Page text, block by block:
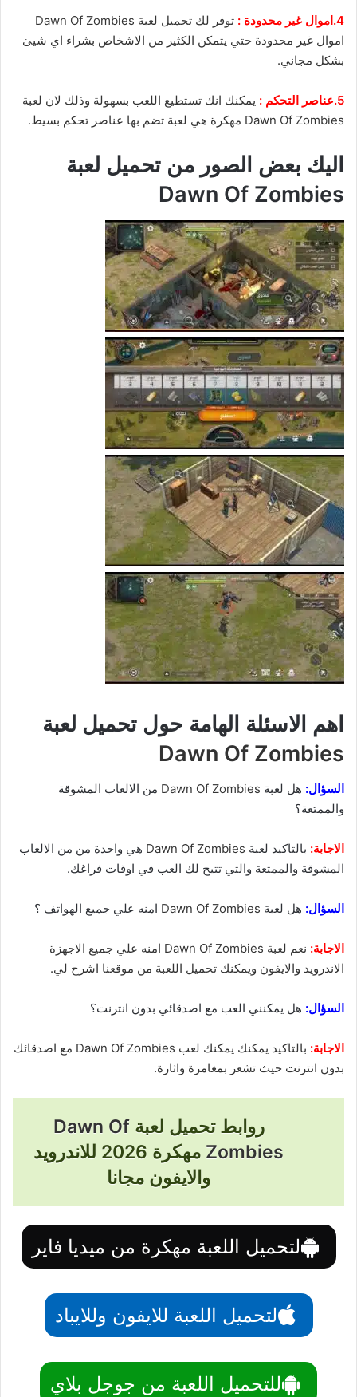
4.اموال غير محدودة :
توفر لك تحميل لعبة Dawn Of Zombies
اموال غير محدودة حتي يتمكن الكثير من الاشخاص بشراء اي شيئ
بشكل مجاني.
5.عناصر التحكم :
يمكنك انك تستطيع اللعب بسهولة وذلك لان لعبة
Dawn Of Zombies مهكرة هي لعبة تضم بها عناصر تحكم بسيط.
اليك بعض الصور من تحميل لعبة
Dawn Of Zombies
اهم الاسئلة الهامة حول تحميل لعبة
Dawn Of Zombies
السؤال: هل لعبة Dawn Of Zombies من الالعاب المشوقة
والممتعة؟
الاجابة: بالتاكيد لعبة Dawn Of Zombies هي واحدة من من الالعاب
المشوقة والممتعة والتي تتيح لك العب في اوقات فراغك.
السؤال: هل لعبة Dawn Of Zombies امنه علي جميع الهواتف ؟
الاجابة:
نعم لعبة Dawn Of Zombies امنه علي جميع الاجهزة
الاندرويد والايفون ويمكنك تحميل اللعبة من موقعنا اشرح لي.
السؤال: هل يمكنني العب مع اصدقائي بدون انترنت؟
الاجابة:
بالتاكيد يمكنك يمكنك لعب Dawn Of Zombies مع اصدقائك
بدون انترنت حيث تشعر بمغامرة واثارة.
روابط تحميل لعبةDawn Of
Zombies
مهكرة 2026 للاندرويد
والايفون مجانا
لتحميل اللعبة مهكرة من ميديا فاير
لتحميل اللعبة للايفون وللايباد
للتحميل اللعبة من جوجل بلاي